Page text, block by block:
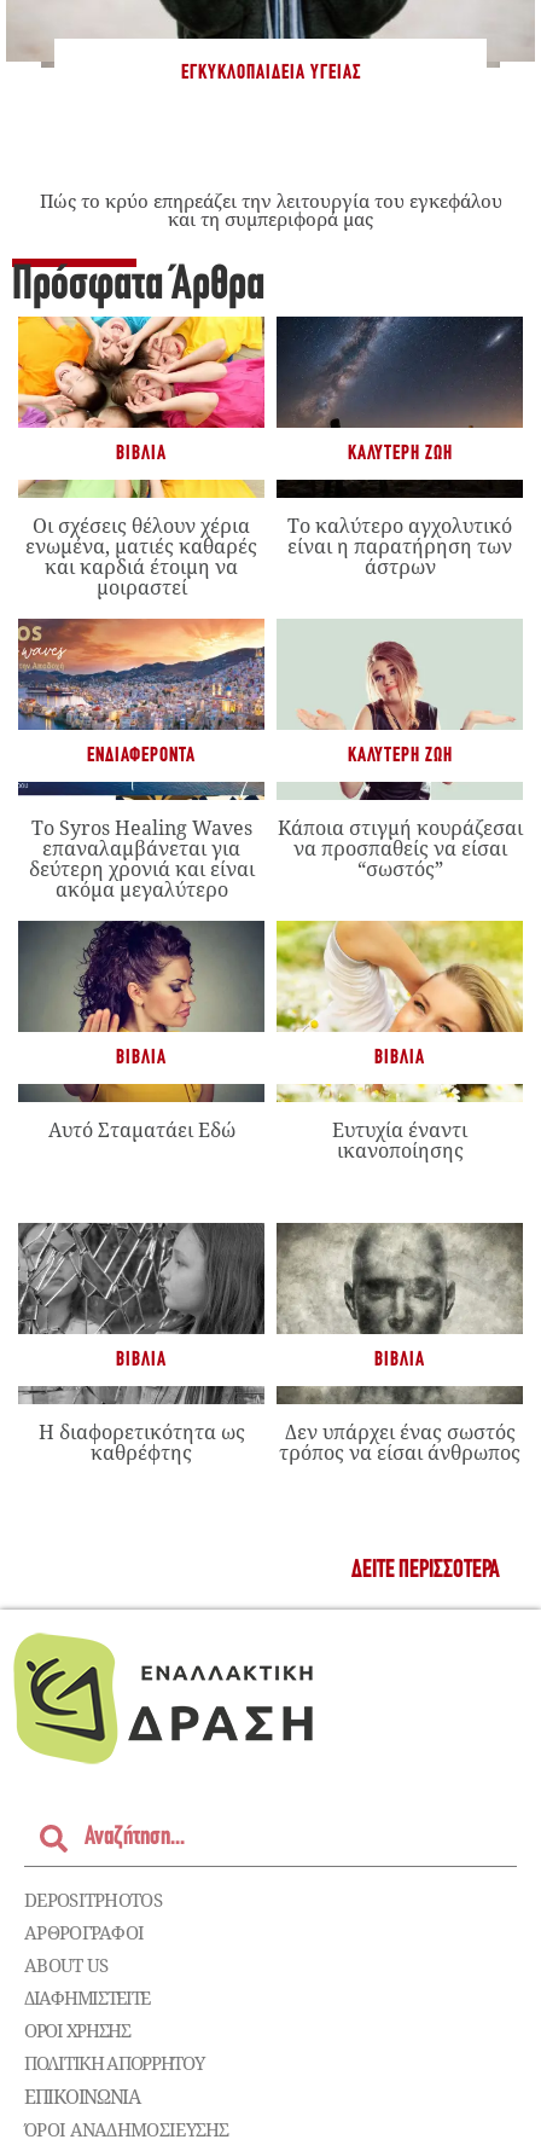
ΕΓΚΥΚΛΟΠΑΊΔΕΙΑ ΥΓΕΊΑΣ
Πώς το κρύο επηρεάζει την λειτουργία του εγκεφάλου
και τη συμπεριφορά μας
Πρόσφατα Άρθρα
ΒΙΒΛΊΑ
Οι σχέσεις θέλουν χέρια
ενωμένα, ματιές καθαρές
και καρδιά έτοιμη να
μοιραστεί
ΚΑΛΎΤΕΡΗ ΖΩΉ
Το καλύτερο αγχολυτικό
είναι η παρατήρηση των
άστρων
ΕΝΔΙΑΦΈΡΟΝΤΑ
Το Syros Healing Waves
επαναλαμβάνεται για
δεύτερη χρονιά και είναι
ακόμα μεγαλύτερο
ΚΑΛΎΤΕΡΗ ΖΩΉ
Κάποια στιγμή κουράζεσαι
να προσπαθείς να είσαι
“σωστός”
ΒΙΒΛΊΑ
Αυτό Σταματάει Εδώ
ΒΙΒΛΊΑ
Ευτυχία έναντι
ικανοποίησης
ΒΙΒΛΊΑ
Η διαφορετικότητα ως
καθρέφτης
ΒΙΒΛΊΑ
Δεν υπάρχει ένας σωστός
τρόπος να είσαι άνθρωπος
ΔΕΊΤΕ ΠΕΡΙΣΣΌΤΕΡΑ
DEPOSITPHOTOS
ΑΡΘΡΟΓΡΑΦΟΙ
ABOUT US
ΔΙΑΦΗΜΙΣΤΕΊΤΕ
ΌΡΟΙ ΧΡΉΣΗΣ
ΠΟΛΙΤΙΚΉ ΑΠΟΡΡΉΤΟΥ
ΕΠΙΚΟΙΝΩΝΊΑ
ΌΡΟΙ ΑΝΑΔΗΜΟΣΙΕΥΣΗΣ